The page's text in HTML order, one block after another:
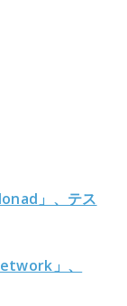
」、テス
」、